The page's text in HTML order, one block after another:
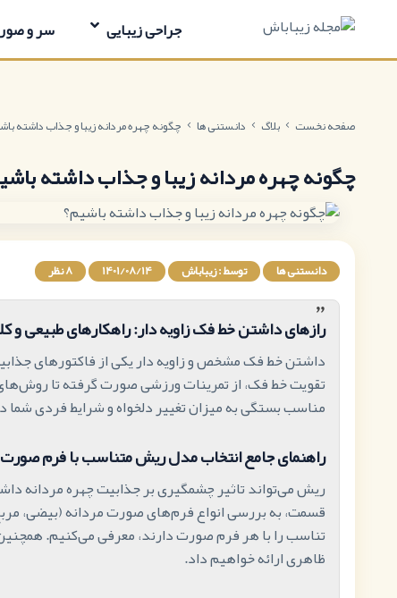
جراحی‌ زیبایی سر و
صفحه نخست بلاگ دانستنی ها چگونه چهره مردانه زیبا و جذاب داشته
چگونه چهره مردانه زیبا و جذاب داشته
دانستنی ها توسط : زیباباش 1401/08/14 8 نظر
”
رازهای داشتن خط فک زاویه دار: راهکارهای طبیعی و
داشتن خط فک مشخص و زاویه دار یکی از فاکتورهای
تقویت خط فک، از تمرینات ورزشی صورت گرفته تا
مناسب بستگی به میزان تغییر دلخواه و شرایط فردی شما
راهنمای جامع انتخاب مدل ریش متناسب با فرم صورت
ریش می‌تواند تاثیر چشمگیری بر جذابیت چهره مردانه
قسمت، به بررسی انواع فرم‌های صورت مردانه (بیضی،
تناسب را با هر فرم صورت دارند، معرفی می‌کنیم.
ظاهری ارائه خواهیم داد.